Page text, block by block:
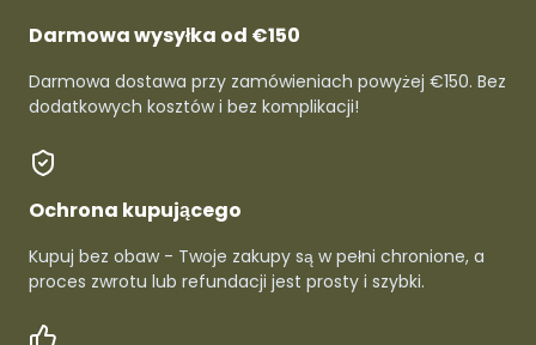
Darmowa wysyłka od €150
Darmowa dostawa przy zamówieniach powyżej €150. Bez
dodatkowych kosztów i bez komplikacji!
Ochrona kupującego
Kupuj bez obaw - Twoje zakupy są w pełni chronione, a
proces zwrotu lub refundacji jest prosty i szybki.